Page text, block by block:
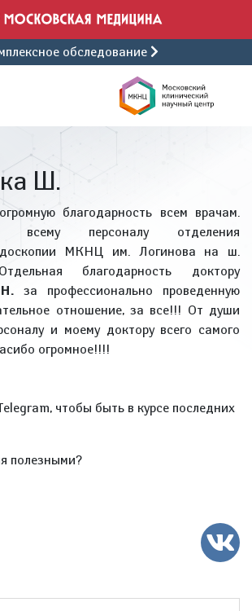
обследование
Ш.
благодарность всем врачам.
всему персоналу отделения
МКНЦ им. Логинова на ш.
благодарность доктору
за профессионально проведенную
отношение, за все!!! От души
и моему доктору всего самого
огромное!!!!
чтобы быть в курсе последних
полезными?